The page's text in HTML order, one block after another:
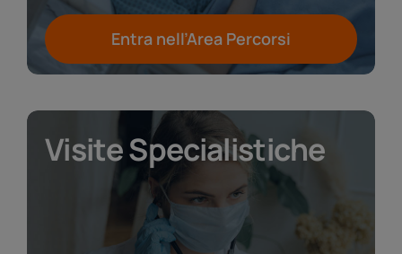
Entra nell’Area Percorsi
Visite Specialistiche